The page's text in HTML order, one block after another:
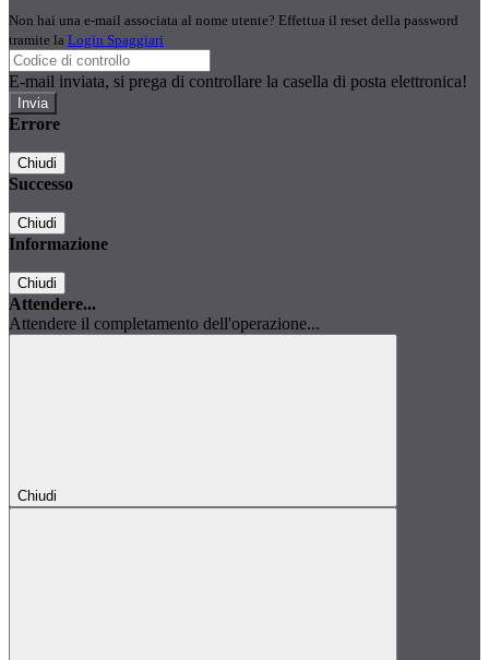
Non hai una e-mail associata al nome utente? Effettua il reset della password
tramite la Login Spaggiari
E-mail inviata, si prega di controllare la casella di posta elettronica!
Errore
Chiudi
Successo
Chiudi
Informazione
Chiudi
Attendere...
Attendere il completamento dell'operazione...
Chiudi